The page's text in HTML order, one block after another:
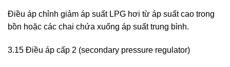
Điều áp chỉnh giảm áp suất LPG hơi từ áp suất cao trong
bồn hoặc các chai chứa xuống áp suất trung bình.
3.15 Điều áp cấp 2 (secondary pressure regulator)